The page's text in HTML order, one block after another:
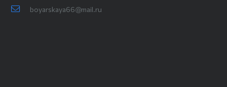
boyarskaya66@mail.ru